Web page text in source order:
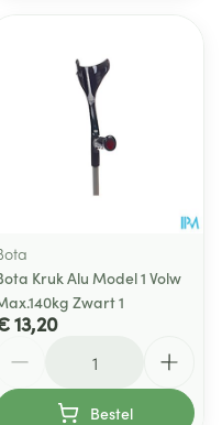
Kruk Alu Model 1 Volw
Zwart 1
13,20
Bestel